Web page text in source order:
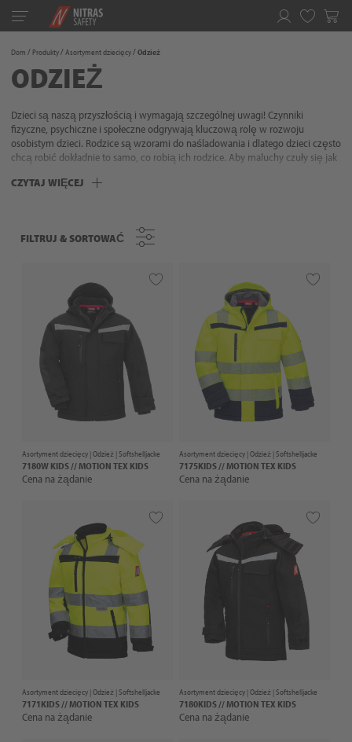
Toggle
navigation
Dom Produkty Asortyment dziecięcy Odzież
ODZIEŻ
Dzieci są naszą przyszłością i wymagają szczególnej uwagi! Czynniki
fizyczne, psychiczne i społeczne odgrywają kluczową rolę w rozwoju
osobistym dzieci. Rodzice są wzorami do naśladowania i dlatego dzieci często
chcą robić dokładnie to samo, co robią ich rodzice. Aby maluchy czuły się jak
szczegółów dla żądnych przygód odkrywców i małych pomocników: Dzięki
CZYTAJ WIĘCEJ
FILTRUJ & SORTOWAĆ
FILTRUJ & SORTOWAĆ
Asortyment dziecięcy |Odzież | Softshelljacke
7180W KIDS // MOTION TEX KIDS
Cena na żądanie
Asortyment dziecięcy |Odzież | Softshelljacke
7175KIDS // MOTION TEX KIDS
Cena na żądanie
Asortyment dziecięcy |Odzież | Softshelljacke
7171KIDS // MOTION TEX KIDS
Cena na żądanie
Asortyment dziecięcy |Odzież | Softshelljacke
7180KIDS // MOTION TEX KIDS
Cena na żądanie